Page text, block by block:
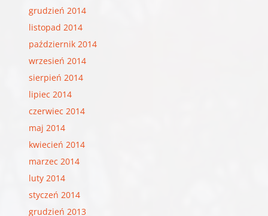
grudzień 2014
listopad 2014
październik 2014
wrzesień 2014
sierpień 2014
lipiec 2014
czerwiec 2014
maj 2014
kwiecień 2014
marzec 2014
luty 2014
styczeń 2014
grudzień 2013